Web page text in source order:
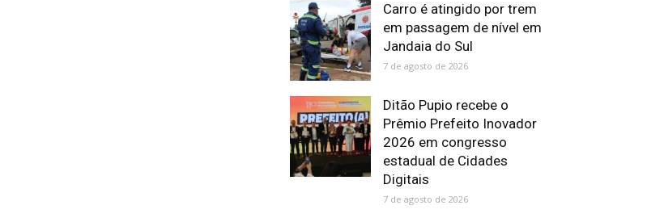
Carro é atingido por trem
em passagem de nível em
Jandaia do Sul
7 de agosto de 2026
Ditão Pupio recebe o
Prêmio Prefeito Inovador
2026 em congresso
estadual de Cidades
Digitais
7 de agosto de 2026